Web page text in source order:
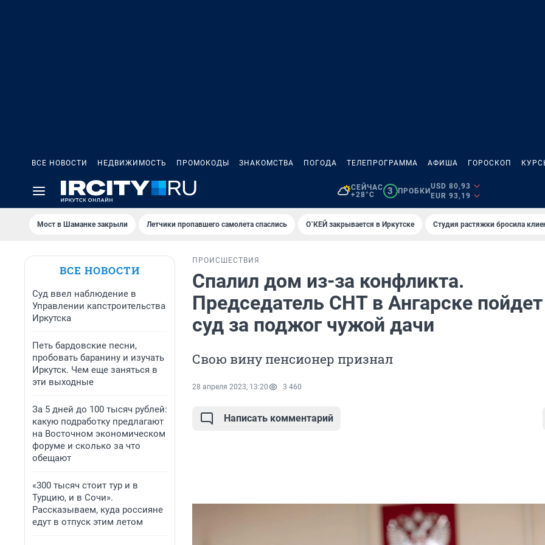
ВСЕ НОВОСТИ НЕДВИЖИМОСТЬ ПРОМОКОДЫ ЗНАКОМСТВА ПОГОДА ТЕЛЕПРОГРАММА АФИША ГОРОСКОП
СЕЙЧАС
+28°C
3 ПРОБКИ
USD 80,93
EUR 93,19
Мост в Шаманке закрыли Летчики пропавшего самолета спаслись О`КЕЙ закрывается в Иркутске Студия растяжки бросила
ВСЕ НОВОСТИ
Суд ввел наблюдение в
Управлении капстроительства
Иркутска
Петь бардовские песни,
пробовать баранину и изучать
Иркутск. Чем еще заняться в
эти выходные
За 5 дней до 100 тысяч рублей:
какую подработку предлагают
на Восточном экономическом
форуме и сколько за что
обещают
«300 тысяч стоит тур и в
Турцию, и в Сочи».
Рассказываем, куда россияне
едут в отпуск этим летом
ПРОИСШЕСТВИЯ
Спалил дом из-за конфликта.
Председатель СНТ в Ангарске
суд за поджог чужой дачи
Свою вину пенсионер признал
28 апреля 2023, 13:20 3 460
Написать комментарий